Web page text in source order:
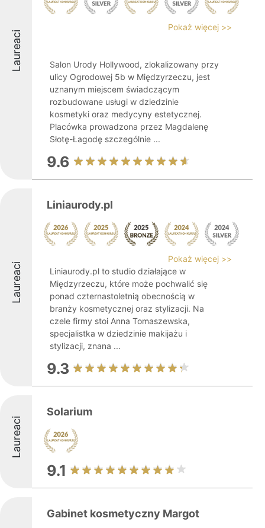
Laureaci
Pokaż więcej >>
Salon Urody Hollywood, zlokalizowany przy
ulicy Ogrodowej 5b w Międzyrzeczu, jest
uznanym miejscem świadczącym
rozbudowane usługi w dziedzinie
kosmetyki oraz medycyny estetycznej.
Placówka prowadzona przez Magdalenę
Słotę-Łagodę szczególnie ...
9.6
Laureaci
Liniaurody.pl
Pokaż więcej >>
Liniaurody.pl to studio działające w
Międzyrzeczu, które może pochwalić się
ponad czternastoletnią obecnością w
branży kosmetycznej oraz stylizacji. Na
czele firmy stoi Anna Tomaszewska,
specjalistka w dziedzinie makijażu i
stylizacji, znana ...
9.3
Laureaci
Solarium
9.1
Gabinet kosmetyczny Margot